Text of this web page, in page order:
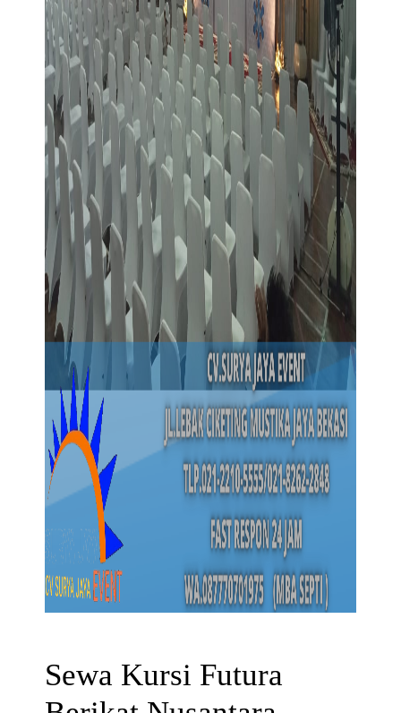
Sewa Kursi Futura